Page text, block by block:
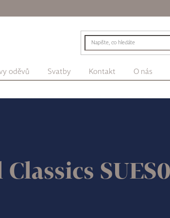
oděvů Svatby Kontakt O nás